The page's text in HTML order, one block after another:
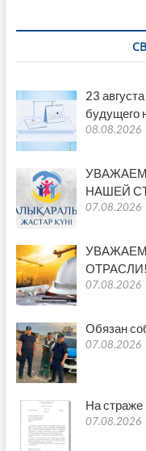
23
будущего
08.08.2026
НАШЕЙ
07.08.2026
ОТРАСЛИ!
07.08.2026
Обязан
07.08.2026
На страже
07.08.2026